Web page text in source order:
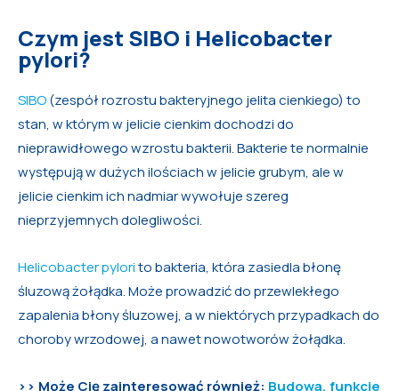
Czym jest SIBO i Helicobacter
pylori?
SIBO(zespół rozrostu bakteryjnego jelita cienkiego) to
stan, w którym w jelicie cienkim dochodzi do
nieprawidłowego wzrostu bakterii. Bakterie te normalnie
występują w dużych ilościach w jelicie grubym, ale w
jelicie cienkim ich nadmiar wywołuje szereg
nieprzyjemnych dolegliwości.
Helicobacter pylorito bakteria, która zasiedla błonę
śluzową żołądka. Może prowadzić do przewlekłego
zapalenia błony śluzowej, a w niektórych przypadkach do
choroby wrzodowej, a nawet nowotworów żołądka.
>> Może Cię zainteresować również: Budowa, funkcje